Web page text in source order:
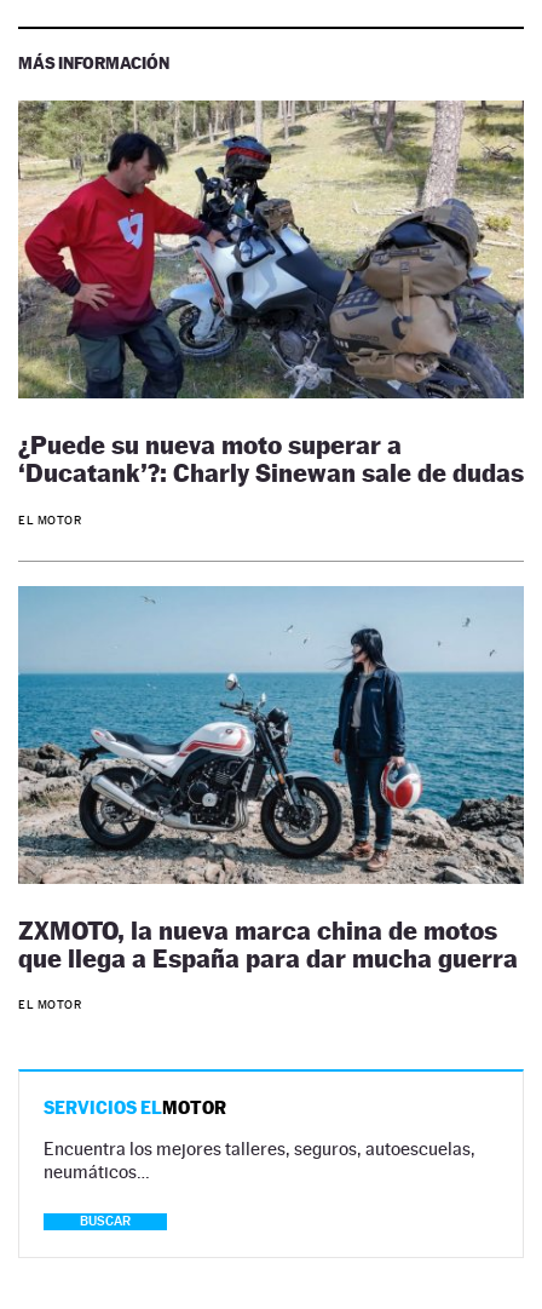
MÁS INFORMACIÓN
¿Puede su nueva moto superar a
‘Ducatank’?: Charly Sinewan sale de dudas
EL MOTOR
ZXMOTO, la nueva marca china de motos
que llega a España para dar mucha guerra
EL MOTOR
SERVICIOS ELMOTOR
Encuentra los mejores talleres, seguros, autoescuelas,
neumáticos…
BUSCAR